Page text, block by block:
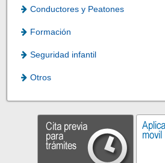
Conductores y Peatones
Formación
Seguridad infantil
Otros